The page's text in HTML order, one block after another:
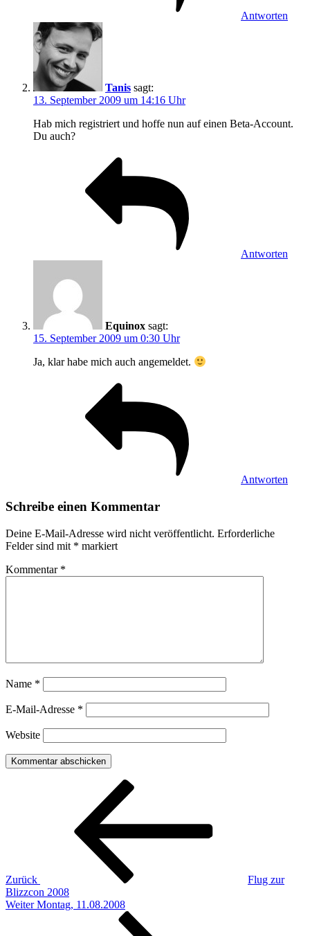
Antworten
Tanis sagt:
13. September 2009 um 14:16 Uhr
Hab mich registriert und hoffe nun auf einen Beta-Account.
Du auch?
Antworten
Equinox sagt:
15. September 2009 um 0:30 Uhr
Ja, klar habe mich auch angemeldet.
Antworten
Schreibe einen Kommentar
Deine E-Mail-Adresse wird nicht veröffentlicht. Erforderliche
Felder sind mit * markiert
Kommentar *
Name *
E-Mail-Adresse *
Website
Beitragsnavigation
Zurück
Flug zur
Blizzcon 2008
Nächster
Weiter Montag, 11.08.2008